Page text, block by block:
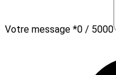
Votre message *0 / 5000